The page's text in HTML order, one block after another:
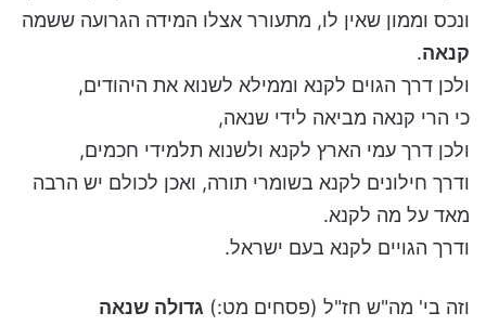
ונכס וממון שאין לו, מתעורר אצלו המידה הגרועה ששמה
קנאה.
ולכן דרך הגוים לקנא וממילא לשנוא את היהודים,
כי הרי קנאה מביאה לידי שנאה,
ולכן דרך עמי הארץ לקנא ולשנוא תלמידי חכמים,
ודרך חילונים לקנא בשומרי תורה, ואכן לכולם יש הרבה
מאד על מה לקנא.
ודרך הגויים לקנא בעם ישראל.
וזה בי' מה"ש חז"ל (פסחים מט:) גדולה שנאה